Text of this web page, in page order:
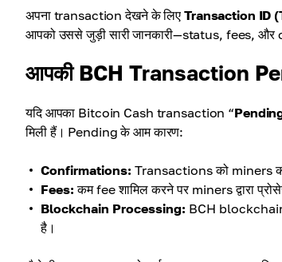
अपना transaction देखने के लिएTransaction ID
आपको उससे जुड़ी सारी जानकारी—status, fees, और
आपकी BCH Transaction
यदि आपका Bitcoin Cash transaction “
मिली हैं। Pending के आम कारण:
Confirmations: Transactions को miners
Fees: कम fee शामिल करने पर miners द्वारा
Blockchain Processing: BCH
है।